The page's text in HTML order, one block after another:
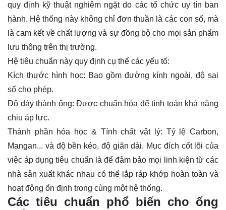
quy định kỹ thuật nghiêm ngặt do các tổ chức uy tín ban
hành. Hệ thống này không chỉ đơn thuần là các con số, mà
là cam kết về chất lượng và sự đồng bộ cho mọi sản phẩm
lưu thông trên thị trường.
Hệ tiêu chuẩn này quy định cụ thể các yếu tố:
Kích thước hình học: Bao gồm đường kính ngoài, độ sai
số cho phép.
Độ dày thành ống: Được chuẩn hóa để tính toán khả năng
chịu áp lực.
Thành phần hóa học & Tính chất vật lý: Tỷ lệ Carbon,
Mangan... và độ bền kéo, độ giãn dài. Mục đích cốt lõi của
việc áp dụng tiêu chuẩn là để đảm bảo mọi linh kiện từ các
nhà sản xuất khác nhau có thể lắp ráp khớp hoàn toàn và
hoạt động ổn định trong cùng một hệ thống.
Các tiêu chuẩn phổ biến cho ống